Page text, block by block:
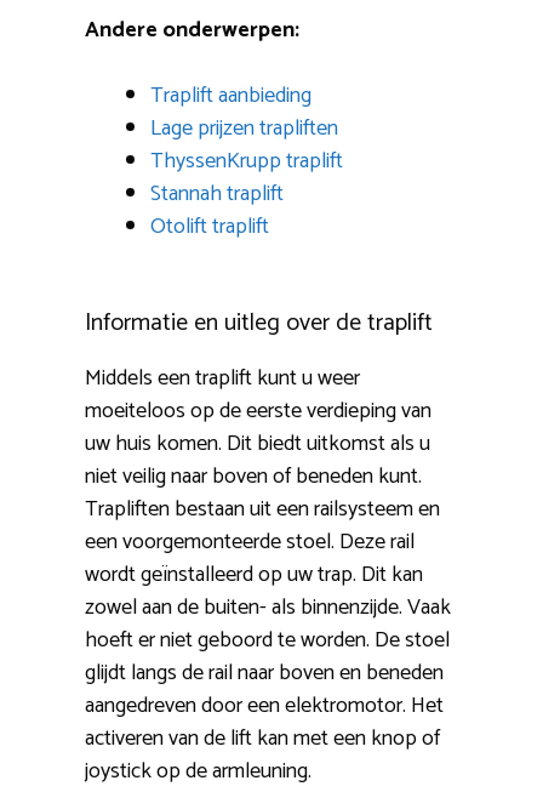
Andere onderwerpen:
Traplift aanbieding
Lage prijzen trapliften
ThyssenKrupp traplift
Stannah traplift
Otolift traplift
Informatie en uitleg over de traplift
Middels een traplift kunt u weer
moeiteloos op de eerste verdieping van
uw huis komen. Dit biedt uitkomst als u
niet veilig naar boven of beneden kunt.
Trapliften bestaan uit een railsysteem en
een voorgemonteerde stoel. Deze rail
wordt geïnstalleerd op uw trap. Dit kan
zowel aan de buiten- als binnenzijde. Vaak
hoeft er niet geboord te worden. De stoel
glijdt langs de rail naar boven en beneden
aangedreven door een elektromotor. Het
activeren van de lift kan met een knop of
joystick op de armleuning.